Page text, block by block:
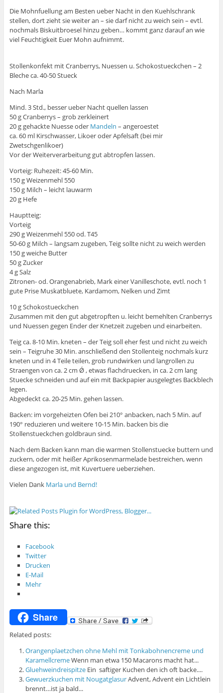
Die Mohnfuellung am Besten ueber Nacht in den Kuehlschrank
stellen, dort zieht sie weiter an – sie darf nicht zu weich sein – evtl.
nochmals Biskuitbroesel hinzu geben… kommt ganz darauf an wie
viel Feuchtigkeit Euer Mohn aufnimmt.
Stollenkonfekt mit Cranberrys, Nuessen u. Schokostueckchen – 2
Bleche ca. 40-50 Stueck
Nach Marla
Mind. 3 Std., besser ueber Nacht quellen lassen
50 g Cranberrys – grob zerkleinert
20 g gehackte Nuesse oder Mandeln – angeroestet
ca. 60 ml Kirschwasser, Likoer oder Apfelsaft (bei mir
Zwetschgenlikoer)
Vor der Weiterverarbeitung gut abtropfen lassen.
Vorteig: Ruhezeit: 45-60 Min.
150 g Weizenmehl 550
150 g Milch – leicht lauwarm
20 g Hefe
Hauptteig:
Vorteig
290 g Weizenmehl 550 od. T45
50-60 g Milch – langsam zugeben, Teig sollte nicht zu weich werden
150 g weiche Butter
50 g Zucker
4 g Salz
Zitronen- od. Orangenabrieb, Mark einer Vanilleschote, evtl. noch 1
gute Prise Muskatbluete, Kardamom, Nelken und Zimt
10 g Schokostueckchen
Zusammen mit den gut abgetropften u. leicht bemehlten Cranberrys
und Nuessen gegen Ender der Knetzeit zugeben und einarbeiten.
Teig ca. 8-10 Min. kneten – der Teig soll eher fest und nicht zu weich
sein – Teigruhe 30 Min. anschließend den Stollenteig nochmals kurz
kneten und in 4 Teile teilen, grob rundwirken und langrollen zu
Straengen von ca. 2 cm Ǿ , etwas flachdruecken, in ca. 2 cm lang
Stuecke schneiden und auf ein mit Backpapier ausgelegtes Backblech
legen.
Abgedeckt ca. 20-25 Min. gehen lassen.
Backen: im vorgeheizten Ofen bei 210° anbacken, nach 5 Min. auf
190° reduzieren und weitere 10-15 Min. backen bis die
Stollenstueckchen goldbraun sind.
Nach dem Backen kann man die warmen Stollenstuecke buttern und
zuckern, oder mit heißer Aprikosenmarmelade bestreichen, wenn
diese angezogen ist, mit Kuvertuere ueberziehen.
Vielen Dank Marla und Bernd!
Share this:
Facebook
Twitter
Drucken
E-Mail
Mehr
Share
Related posts:
Orangenplaetzchen ohne Mehl mit Tonkabohnencreme und
KaramellcremeWenn man etwa 150 Macarons macht hat...
Gluehweindreispitze Ein saftiger Kuchen den ich oft backe....
Gewuerzkuchen mit NougatglasurAdvent, Advent ein Lichtlein
brennt…ist ja bald...